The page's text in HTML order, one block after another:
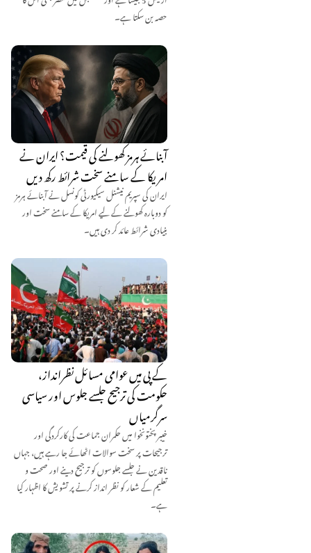
حصہ بن سکتا ہے۔
آبنائے ہرمز کھولنے کی قیمت؟ ایران نے
امریکا کے سامنے سخت شرائط رکھ دیں
ایران کی سپریم نیشنل سیکیورٹی کونسل نے آبنائے ہرمز
کو دوبارہ کھولنے کے لیے امریکا کے سامنے سخت اور
بنیادی شرائط عائد کر دی ہیں۔
کے پی میں عوامی مسائل نظرانداز،
حکومت کی ترجیح جلسے جلوس اور سیاسی
سرگرمیاں
خیبر پختونخوا میں حکمران جماعت کی کارکردگی اور
ترجیحات پر سخت سوالات اٹھائے جا رہے ہیں، جہاں
ناقدین نے جلسے جلوسوں کو ترجیح دینے اور صحت و
تعلیم کے شعار کو نظر انداز کرنے پر تشویش کا اظہار کیا
ہے۔